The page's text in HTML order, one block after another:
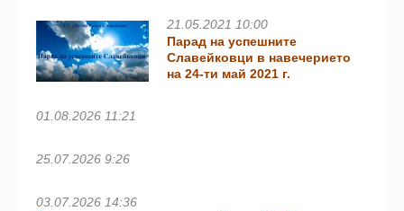
21.05.2021 10:00
Парад на успешните
Славейковци в навечерието
на 24-ти май 2021 г.
01.08.2026 11:21
25.07.2026 9:26
03.07.2026 14:36